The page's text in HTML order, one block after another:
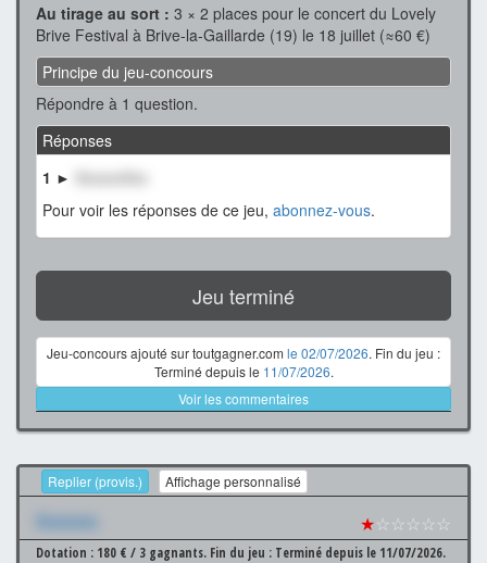
Au tirage au sort : 3 × 2 places pour le concert du Lovely
Brive Festival à Brive-la-Gaillarde (19) le 18 juillet (≈60 €)
Principe du jeu-concours
Répondre à 1 question.
Réponses
1 ►
XxxxxxXxx
Pour voir les réponses de ce jeu, abonnez-vous.
Jeu terminé
Jeu-concours ajouté sur toutgagner.com le 02/07/2026. Fin du jeu :
Terminé depuis le 11/07/2026.
Voir les commentaires
Replier (provis.) Affichage personnalisé
Xxxxxxx ★☆☆☆☆☆
Dotation : 180 € / 3 gagnants. Fin du jeu : Terminé depuis le 11/07/2026.